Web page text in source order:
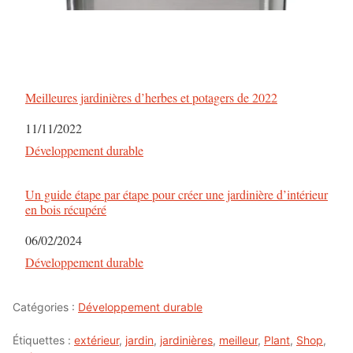
Meilleures jardinières d’herbes et potagers de 2022
Date
11/11/2022
Par rapport à
Développement durable
Un guide étape par étape pour créer une jardinière d’intérieur
en bois récupéré
Date
06/02/2024
Par rapport à
Développement durable
Catégories : Développement durable
Étiquettes : extérieur, jardin, jardinières, meilleur, Plant, Shop,